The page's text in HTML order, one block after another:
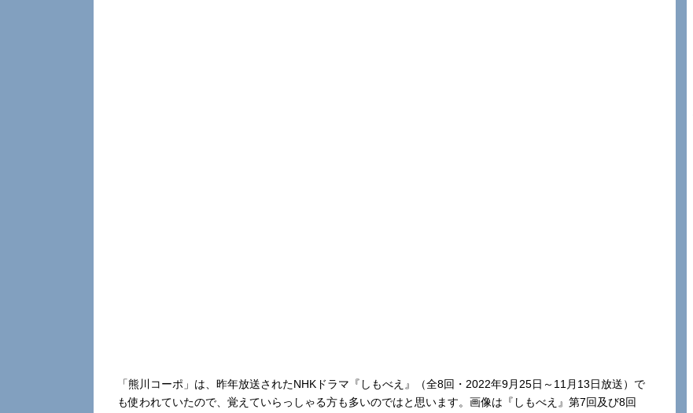
「熊川コーポ」は、昨年放送されたNHKドラマ『しもべえ』（全8回・2022年9月25日～11月13日放送）で
も使われていたので、覚えていらっしゃる方も多いのではと思います。画像は『しもべえ』第7回及び8回